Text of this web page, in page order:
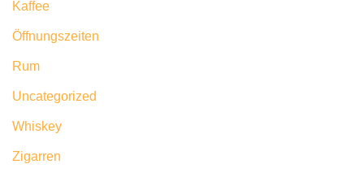
Kaffee
Öffnungszeiten
Rum
Uncategorized
Whiskey
Zigarren